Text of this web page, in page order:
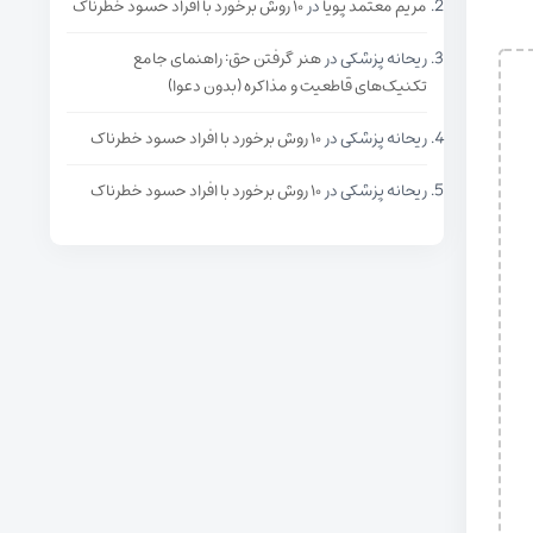
مریم معتمد پویادر۱۰ روش برخورد با افراد حسود خطرناک
ریحانه پزشکیدرهنر گرفتن حق: راهنمای جامع
تکنیک‌های قاطعیت و مذاکره (بدون دعوا)
ریحانه پزشکیدر۱۰ روش برخورد با افراد حسود خطرناک
ریحانه پزشکیدر۱۰ روش برخورد با افراد حسود خطرناک